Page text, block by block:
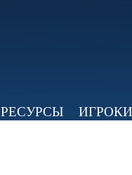
РЕСУРСЫ
ИГРОКИ